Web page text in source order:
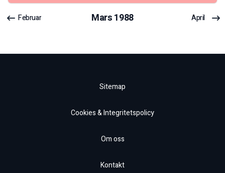
Februar Mars1988 April
Sitemap
Cookies & Integritetspolicy
Om oss
Kontakt